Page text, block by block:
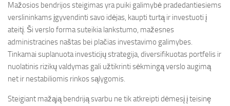
Mažosios bendrijos steigimas yra puiki galimybė pradedantiesiems
verslininkams įgyvendinti savo idėjas, kaupti turtą ir investuoti į
ateitį. Ši verslo forma suteikia lankstumo, mažesnes
administracines naštas bei plačias investavimo galimybes.
Tinkamai suplanuota investicijų strategija, diversifikuotas portfelis ir
nuolatinis rizikų valdymas gali užtikrinti sėkmingą verslo augimą
net ir nestabiliomis rinkos sąlygomis.
Steigiant mažąją bendriją svarbu ne tik atkreipti dėmesį į teisinę